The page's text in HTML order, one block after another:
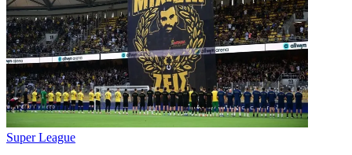
Super League